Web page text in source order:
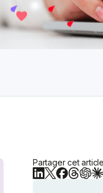
Partager cet article